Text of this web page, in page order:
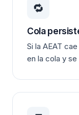
🔁
Cola
Si la AEAT
en la cola y